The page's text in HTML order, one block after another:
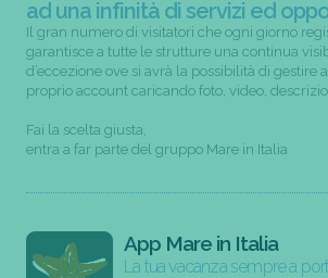
ad una infinità di servizi ed
Il gran numero di visitatori che ogni giorno
garantisce a tutte le strutture una continua
d’eccezione ove si avrà la possibilità di gestire
proprio account caricando foto, video,
Fai la scelta giusta,
entra a far parte del gruppo Mare in Italia
App Mare in Italia
La tua vacanza sempre a